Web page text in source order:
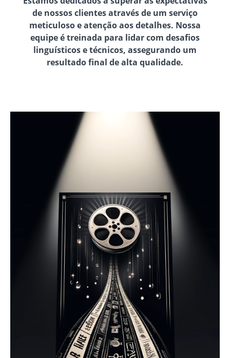
de nossos clientes através de um serviço
meticuloso e atenção aos detalhes. Nossa
equipe é treinada para lidar com desafios
linguísticos e técnicos, assegurando um
resultado final de alta qualidade.